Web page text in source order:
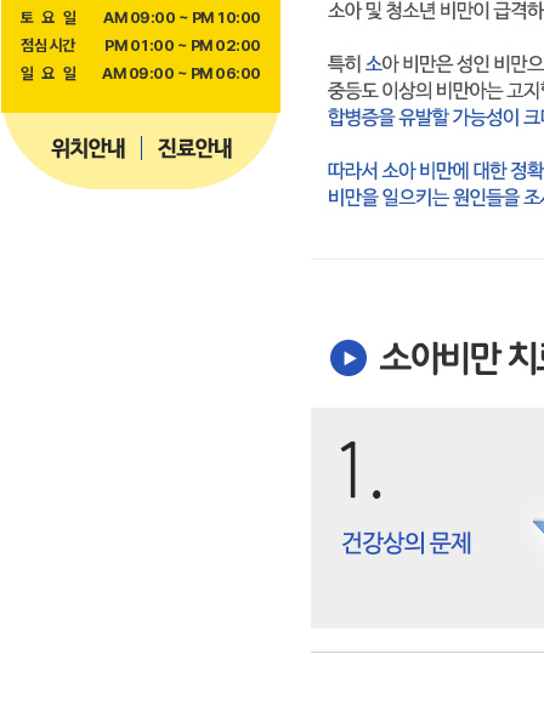
토 요 일
AM 09:00 ~ PM 10:00
점심시간
PM 01:00 ~ PM 02:00
일 요 일 AM 09:00 ~ PM 06:00